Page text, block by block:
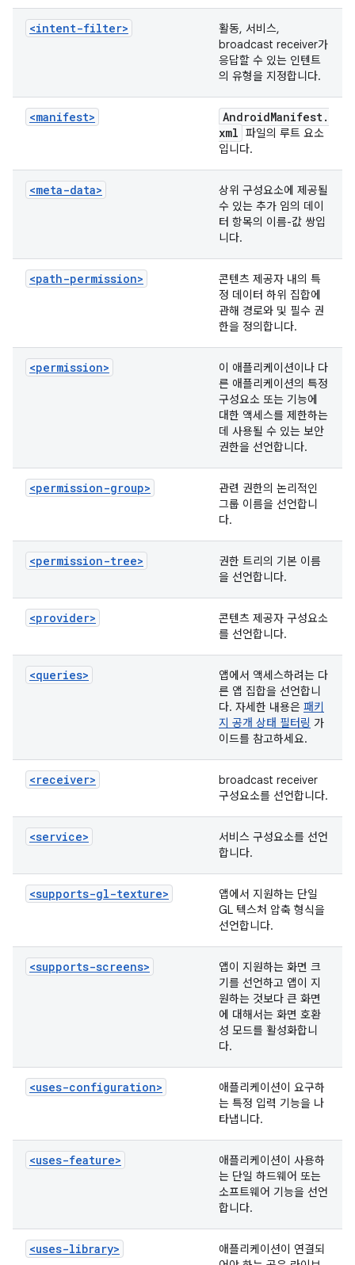
<intent-filter>
활동, 서비스,
broadcast receiver가
응답할 수 있는 인텐트
의 유형을 지정합니다.
<manifest> AndroidManifest.
xml 파일의 루트 요소
입니다.
<meta-data>
상위 구성요소에 제공될
수 있는 추가 임의 데이
터 항목의 이름-값 쌍입
니다.
<path-permission>
콘텐츠 제공자 내의 특
정 데이터 하위 집합에
관해 경로와 및 필수 권
한을 정의합니다.
<permission>
이 애플리케이션이나 다
른 애플리케이션의 특정
구성요소 또는 기능에
대한 액세스를 제한하는
데 사용될 수 있는 보안
권한을 선언합니다.
<permission-group>
관련 권한의 논리적인
그룹 이름을 선언합니
다.
<permission-tree>
권한 트리의 기본 이름
을 선언합니다.
<provider>
콘텐츠 제공자 구성요소
를 선언합니다.
<queries>
앱에서 액세스하려는 다
른 앱 집합을 선언합니
다. 자세한 내용은 패키
지 공개 상태 필터링 가
이드를 참고하세요.
<receiver>
broadcast receiver
구성요소를 선언합니다.
<service>
서비스 구성요소를 선언
합니다.
<supports-gl-texture>
앱에서 지원하는 단일
GL 텍스처 압축 형식을
선언합니다.
<supports-screens>
앱이 지원하는 화면 크
기를 선언하고 앱이 지
원하는 것보다 큰 화면
에 대해서는 화면 호환
성 모드를 활성화합니
다.
<uses-configuration>
애플리케이션이 요구하
는 특정 입력 기능을 나
타냅니다.
<uses-feature>
애플리케이션이 사용하
는 단일 하드웨어 또는
소프트웨어 기능을 선언
합니다.
<uses-library>
애플리케이션이 연결되